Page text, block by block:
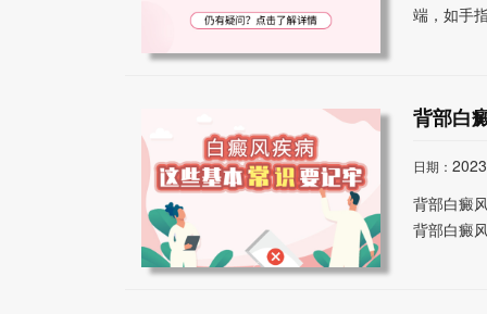
端，如手
背部白
日期：
背部白癜
背部白癜